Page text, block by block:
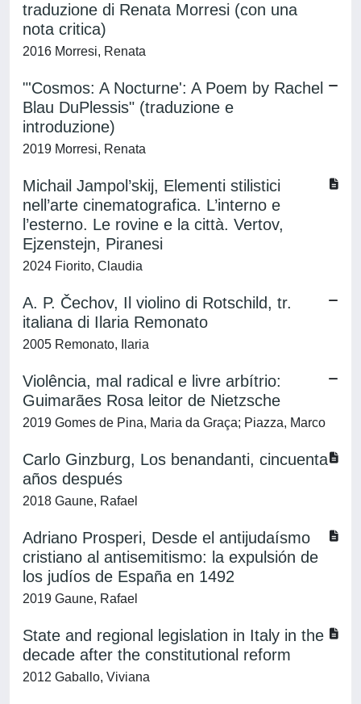
traduzione di Renata Morresi (con una
nota critica)
2016 Morresi, Renata
"'Cosmos: A Nocturne': A Poem by Rachel
Blau DuPlessis" (traduzione e
introduzione)
2019 Morresi, Renata
Michail Jampol’skij, Elementi stilistici
nell’arte cinematografica. L’interno e
l’esterno. Le rovine e la città. Vertov,
Ejzenstejn, Piranesi
2024 Fiorito, Claudia
A. P. Čechov, Il violino di Rotschild, tr.
italiana di Ilaria Remonato
2005 Remonato, Ilaria
Violência, mal radical e livre arbítrio:
Guimarães Rosa leitor de Nietzsche
2019 Gomes de Pina, Maria da Graça; Piazza, Marco
Carlo Ginzburg, Los benandanti, cincuenta
años después
2018 Gaune, Rafael
Adriano Prosperi, Desde el antijudaísmo
cristiano al antisemitismo: la expulsión de
los judíos de España en 1492
2019 Gaune, Rafael
State and regional legislation in Italy in the
decade after the constitutional reform
2012 Gaballo, Viviana